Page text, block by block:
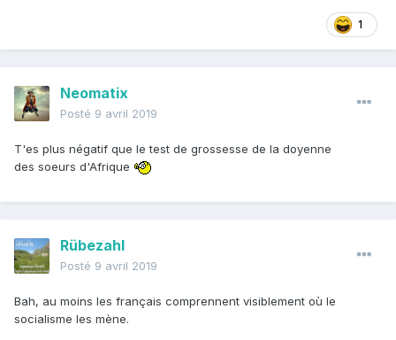
1
Neomatix
Posté 9 avril 2019
T'es plus négatif que le test de grossesse de la doyenne
des soeurs d'Afrique
Rübezahl
Posté 9 avril 2019
Bah, au moins les français comprennent visiblement où le
socialisme les mène.